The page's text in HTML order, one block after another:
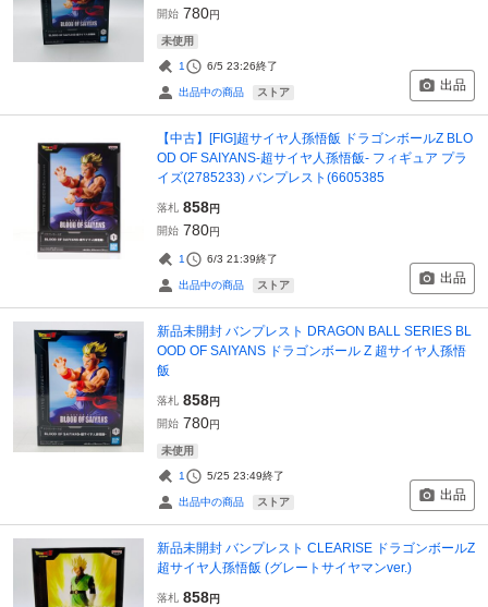
開始 780円
未使用
1 6/5 23:26終了
出品中の商品 ストア 出品
【中古】[FIG]超サイヤ人孫悟飯 ドラゴンボールZ BLO
OD OF SAIYANS-超サイヤ人孫悟飯- フィギュア プラ
イズ(2785233) バンプレスト(6605385
落札 858円
開始 780円
1 6/3 21:39終了
出品中の商品 ストア 出品
新品未開封 バンプレスト DRAGON BALL SERIES BL
OOD OF SAIYANS ドラゴンボール Z 超サイヤ人孫悟
飯
落札 858円
開始 780円
未使用
1 5/25 23:49終了
出品中の商品 ストア 出品
新品未開封 バンプレスト CLEARISE ドラゴンボールZ
超サイヤ人孫悟飯 (グレートサイヤマンver.)
落札 858円